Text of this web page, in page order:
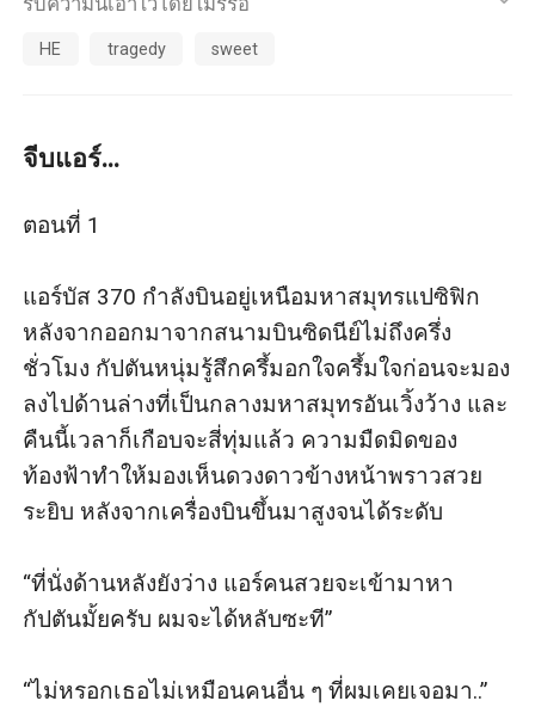
เทวิน กัปตันหนุ่มหล่อ วัย 36 ผู้มองความรักกับเรื่องเซ็กซ์ว่า
ตก เขารอดชีวิตอยู่กลางป่าพร้อมกับสาว ๆ เมื่อความสุขมัน
ณัชชา แอร์โฮสเตสสาว วัย 22 เธอสวยราวกับนางฟ้าจน
ของเขา เพราะเธอมองว่าเขาต้องการเพียงแค่เซ็กซ์จากเธอ
เท่านั้น หลังจากเครื่องบินตกคนที่ช่วยชีวิตเธอเอาไว้ และ
ดูแลเธอตลอดตอนใช้ชีวิตอยู่กลางป่าก็คือกัปตันหนุ่มหล่อ
คนที่เธอปฏิเสธเขาในตอนแรก
HE tragedy sweet
จีบแอร์...
ตอนที่ 1
แอร์บัส 370 กำลังบินอยู่เหนือมหาสมุทรแปซิฟิก
หลังจากออกมาจากสนามบินซิดนีย์ไม่ถึงครึ่ง
ชั่วโมง กัปตันหนุ่มรู้สึกครึ้มอกใจครึ้มใจก่อนจะมอง
ลงไปด้านล่างที่เป็นกลางมหาสมุทรอันเวิ้งว้าง และ
คืนนี้เวลาก็เกือบจะสี่ทุ่มแล้ว ความมืดมิดของ
ท้องฟ้าทำให้มองเห็นดวงดาวข้างหน้าพราวสวย
ระยิบ หลังจากเครื่องบินขึ้นมาสูงจนได้ระดับ
“ที่นั่งด้านหลังยังว่าง แอร์คนสวยจะเข้ามาหา
กัปตันมั้ยครับ ผมจะได้หลับซะที”
“ไม่หรอกเธอไม่เหมือนคนอื่น ๆ ที่ผมเคยเจอมา..”